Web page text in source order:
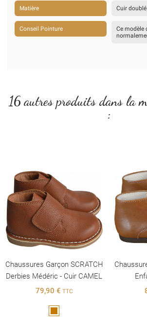
Matière Cuir
Conseil Pointure
Ce modèle
16 autres produits dans la
:
Chaussures Garçon SCRATCH
Derbies Médéric - Cuir CAMEL
79,90 € TTC